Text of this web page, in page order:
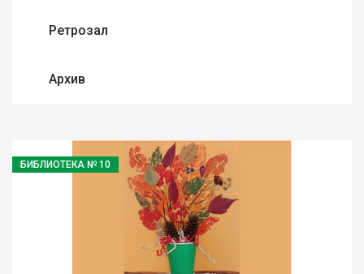
Ретрозал
Архив
БИБЛИОТЕКА № 10